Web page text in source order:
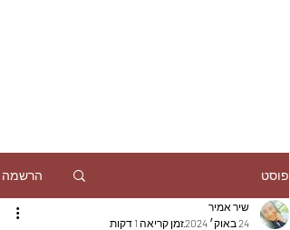
פוסט הרשמה
שיר אמיר
24 באוק׳ 2024
זמן קריאה 1 דקות